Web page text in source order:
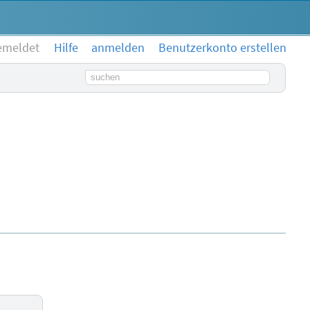
Hilfe anmelden
Benutzerkonto erstellen
Suchbegriff